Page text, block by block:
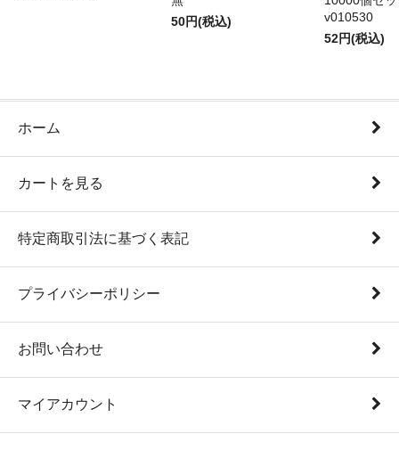
50円(税込)
v010530
52円(税込)
ホーム
カートを見る
特定商取引法に基づく表記
プライバシーポリシー
お問い合わせ
マイアカウント